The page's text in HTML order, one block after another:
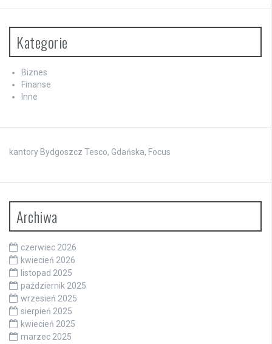
Kategorie
Biznes
Finanse
Inne
kantory Bydgoszcz Tesco, Gdańska, Focus
Archiwa
czerwiec 2026
kwiecień 2026
listopad 2025
październik 2025
wrzesień 2025
sierpień 2025
kwiecień 2025
marzec 2025